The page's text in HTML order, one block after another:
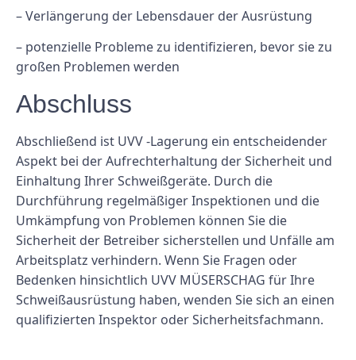
– Verlängerung der Lebensdauer der Ausrüstung
– potenzielle Probleme zu identifizieren, bevor sie zu
großen Problemen werden
Abschluss
Abschließend ist UVV -Lagerung ein entscheidender
Aspekt bei der Aufrechterhaltung der Sicherheit und
Einhaltung Ihrer Schweißgeräte. Durch die
Durchführung regelmäßiger Inspektionen und die
Umkämpfung von Problemen können Sie die
Sicherheit der Betreiber sicherstellen und Unfälle am
Arbeitsplatz verhindern. Wenn Sie Fragen oder
Bedenken hinsichtlich UVV MÜSERSCHAG für Ihre
Schweißausrüstung haben, wenden Sie sich an einen
qualifizierten Inspektor oder Sicherheitsfachmann.